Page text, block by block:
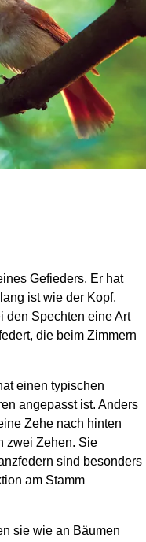
Gefieders. Er hat
ist wie der Kopf.
den Spechten eine Art
die beim Zimmern
einen typischen
angepasst ist. Anders
Zehe nach hinten
zwei Zehen. Sie
sind besonders
am Stamm
sie wie an Bäumen